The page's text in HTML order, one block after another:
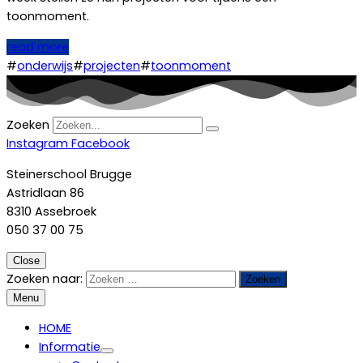
toonmoment.
read more
#onderwijs#projecten#toonmoment
Zoeken
Instagram Facebook
Steinerschool Brugge
Astridlaan 86
8310 Assebroek
050 37 00 75
Close
Zoeken naar:
Menu
HOME
Informatie